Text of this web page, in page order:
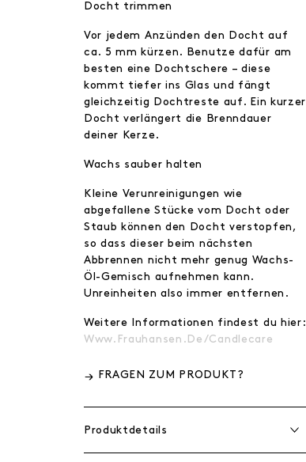
Docht trimmen
Vor jedem Anzünden den Docht auf
ca. 5 mm kürzen. Benutze dafür am
besten eine Dochtschere – diese
kommt tiefer ins Glas und fängt
gleichzeitig Dochtreste auf. Ein kurzer
Docht verlängert die Brenndauer
deiner Kerze.
Wachs sauber halten
Kleine Verunreinigungen wie
abgefallene Stücke vom Docht oder
Staub können den Docht verstopfen,
so dass dieser beim nächsten
Abbrennen nicht mehr genug Wachs-
Öl-Gemisch aufnehmen kann.
Unreinheiten also immer entfernen.
Weitere Informationen findest du hier:
Www.frauhansen.de/candlecare
FRAGEN ZUM PRODUKT?
Produktdetails